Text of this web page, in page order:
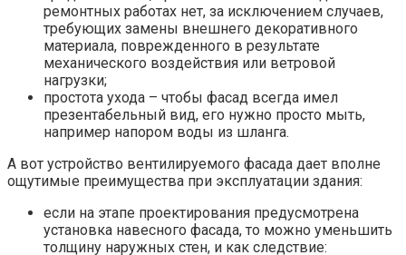
ремонтных работах нет, за исключением случаев,
требующих замены внешнего декоративного
материала, поврежденного в результате
механического воздействия или ветровой
нагрузки;
простота ухода – чтобы фасад всегда имел
презентабельный вид, его нужно просто мыть,
например напором воды из шланга.
А вот устройство вентилируемого фасада дает вполне
ощутимые преимущества при эксплуатации здания:
если на этапе проектирования предусмотрена
установка навесного фасада, то можно уменьшить
толщину наружных стен, и как следствие: